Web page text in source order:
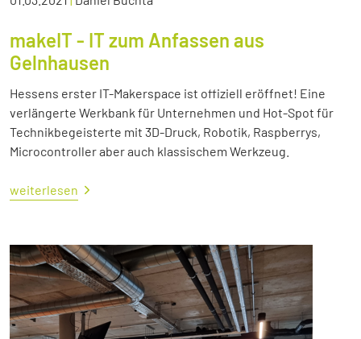
makeIT - IT zum Anfassen aus
Gelnhausen
Hessens erster IT-Makerspace ist offiziell eröffnet! Eine
verlängerte Werkbank für Unternehmen und Hot-Spot für
Technikbegeisterte mit 3D-Druck, Robotik, Raspberrys,
Microcontroller aber auch klassischem Werkzeug.
weiterlesen